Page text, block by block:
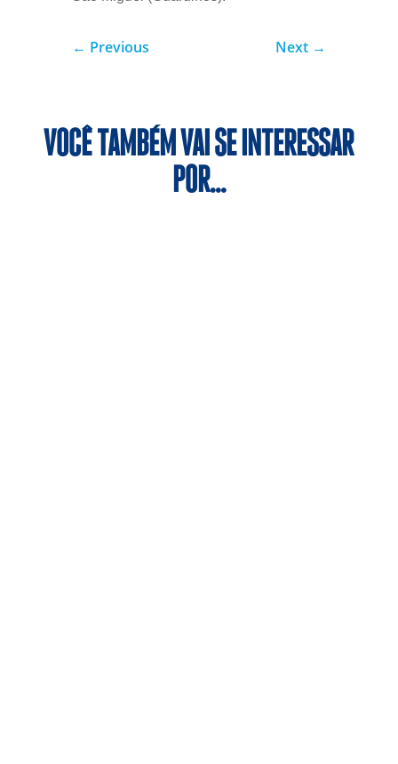
← Previous Next →
VOCÊ TAMBÉM VAI SE INTERESSAR
POR…